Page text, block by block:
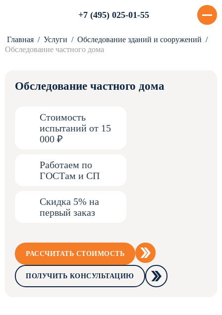
+7 (495) 025-01-55
Главная Услуги
Обследование зданий и сооружений
Обследование частного дома
Обследование частного дома
Стоимость
испытаний от 15
000 ₽
Работаем по
ГОСТам и СП
Скидка 5% на
первый заказ
РАССЧИТАТЬ СТОИМОСТЬ
ПОЛУЧИТЬ КОНСУЛЬТАЦИЮ